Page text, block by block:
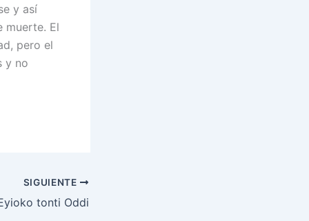
y así
muerte. El
pero el
y no
SIGUIENTE
tonti Oddi